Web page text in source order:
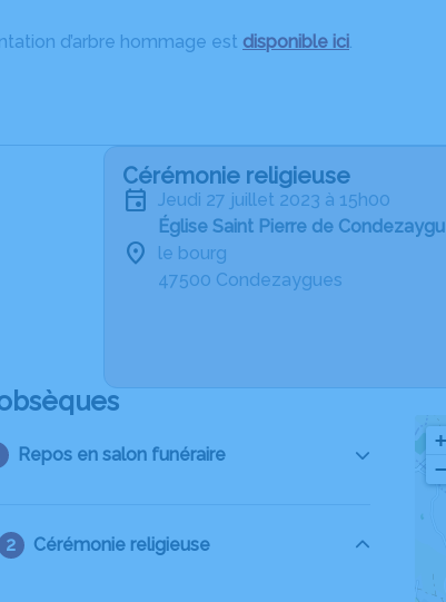
d’arbre hommage est disponible ici.
Cérémonie religieuse
jeudi 27 juillet 2023 à 15h00
Église Saint Pierre de
le bourg
47500 Condezaygues
Repos en salon funéraire
Cérémonie religieuse
+
−